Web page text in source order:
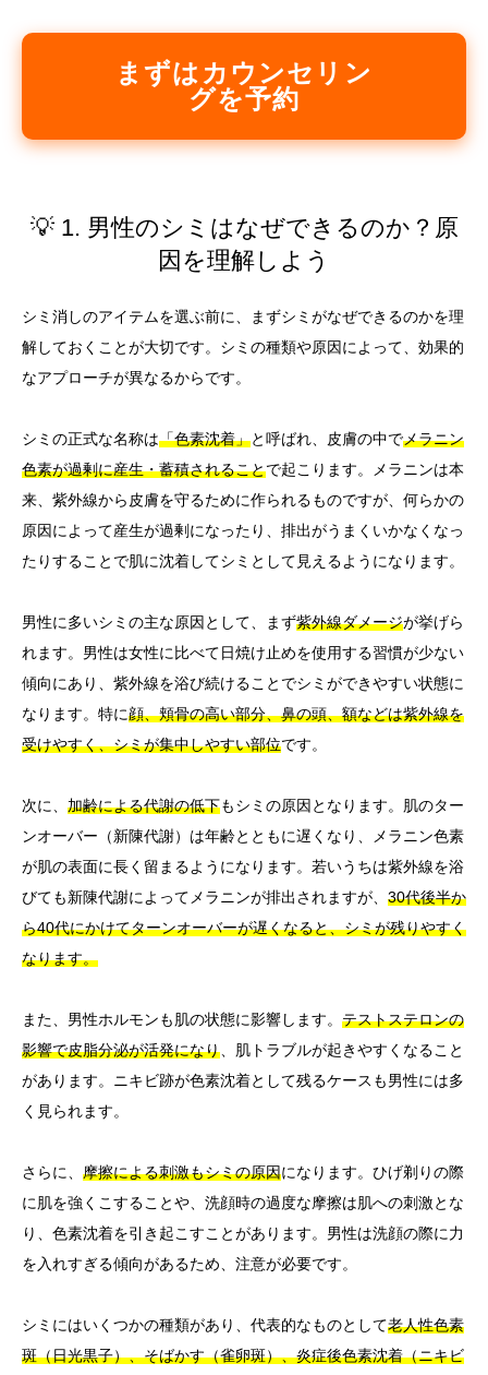
まずはカウンセリン
グを予約
💡 1. 男性のシミはなぜできるのか？原
因を理解しよう
シミ消しのアイテムを選ぶ前に、まずシミがなぜできるのかを理
解しておくことが大切です。シミの種類や原因によって、効果的
なアプローチが異なるからです。
シミの正式な名称は「色素沈着」と呼ばれ、皮膚の中でメラニン
色素が過剰に産生・蓄積されることで起こります。メラニンは本
来、紫外線から皮膚を守るために作られるものですが、何らかの
原因によって産生が過剰になったり、排出がうまくいかなくなっ
たりすることで肌に沈着してシミとして見えるようになります。
男性に多いシミの主な原因として、まず紫外線ダメージが挙げら
れます。男性は女性に比べて日焼け止めを使用する習慣が少ない
傾向にあり、紫外線を浴び続けることでシミができやすい状態に
なります。特に顔、頬骨の高い部分、鼻の頭、額などは紫外線を
受けやすく、シミが集中しやすい部位です。
次に、 加齢による代謝の低下もシミの原因となります。肌のター
ンオーバー（新陳代謝）は年齢とともに遅くなり、メラニン色素
が肌の表面に長く留まるようになります。若いうちは紫外線を浴
びても新陳代謝によってメラニンが排出されますが、 30代後半か
ら40代にかけてターンオーバーが遅くなると、シミが残りやすく
なります。
また、男性ホルモンも肌の状態に影響します。 テストステロンの
影響で皮脂分泌が活発になり 、肌トラブルが起きやすくなること
があります。ニキビ跡が色素沈着として残るケースも男性には多
く見られます。
さらに、 摩擦による刺激もシミの原因になります。ひげ剃りの際
に肌を強くこすることや、洗顔時の過度な摩擦は肌への刺激とな
り、色素沈着を引き起こすことがあります。男性は洗顔の際に力
を入れすぎる傾向があるため、注意が必要です。
シミにはいくつかの種類があり、代表的なものとして老人性色素
斑（日光黒子）、そばかす（雀卵斑）、炎症後色素沈着（ニキビ